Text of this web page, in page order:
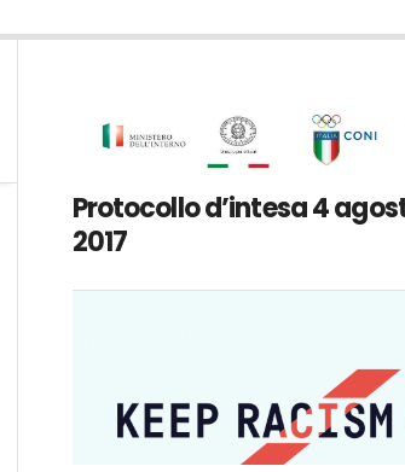
Protocollo d’intesa 4
2017